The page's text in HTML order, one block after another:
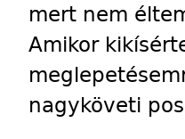
mert nem
Amikor
nagyköveti